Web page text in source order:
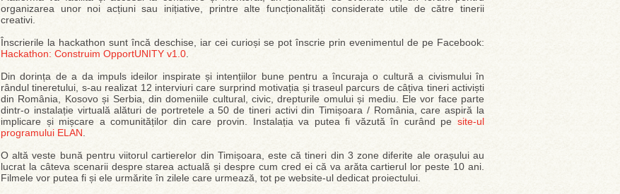
organizarea unor noi acțiuni sau inițiative, printre alte funcționalități considerate utile de către tinerii
creativi.
Înscrierile la hackathon sunt încă deschise, iar cei curioși se pot înscrie prin evenimentul de pe Facebook:
Hackathon: Construim OpportUNITY v1.0
Din dorința de a da impuls ideilor inspirate și intențiilor bune pentru a încuraja o cultură a civismului în
rândul tineretului, s-au realizat 12 interviuri care surprind motivația și traseul parcurs de câțiva tineri activiști
din România, Kosovo și Serbia, din domeniile cultural, civic, drepturile omului și mediu. Ele vor face parte
dintr-o instalație virtuală alături de portretele a 50 de tineri activi din Timișoara / România, care aspiră la
implicare și mișcare a comunităților din care provin. Instalația va putea fi văzută în curând pe site-ul
programului ELAN
O altă veste bună pentru viitorul cartierelor din Timișoara, este că tineri din 3 zone diferite ale orașului au
lucrat la câteva scenarii despre starea actuală și despre cum cred ei că va arăta cartierul lor peste 10 ani.
Filmele vor putea fi și ele urmărite în zilele care urmează, tot pe website-ul dedicat proiectului.